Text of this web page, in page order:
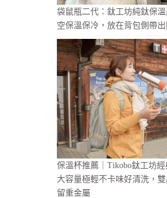
袋鼠瓶二代：鈦工坊純鈦保
空保溫保冷，放在背包側帶
保溫杯推薦｜Tikobo鈦工坊經
大容量極輕不卡味好清洗，
留重金屬